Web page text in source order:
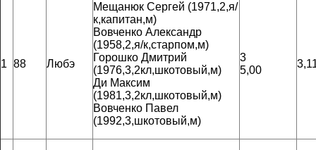
1 88 Любэ
Мещанюк Сергей (1971,2,я/
к,капитан,м)
Вовченко Александр
(1958,2,я/к,старпом,м)
Горошко Дмитрий
(1976,3,2кл,шкотовый,м)
Ди Максим
(1981,3,2кл,шкотовый,м)
Вовченко Павел
(1992,3,шкотовый,м)
3
5,00